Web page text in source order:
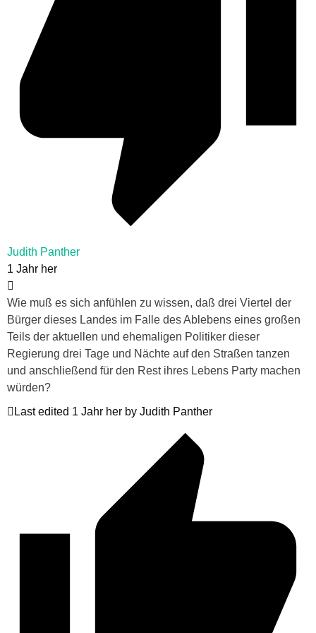
Judith Panther
1 Jahr her
Wie muß es sich anfühlen zu wissen, daß drei Viertel der
Bürger dieses Landes im Falle des Ablebens eines großen
Teils der aktuellen und ehemaligen Politiker dieser
Regierung drei Tage und Nächte auf den Straßen tanzen
und anschließend für den Rest ihres Lebens Party machen
würden?
Last edited 1 Jahr her by Judith Panther